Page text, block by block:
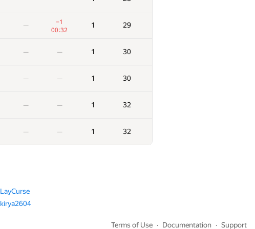
—
−1
00:32
1 29
— — 1 30
— — 1 30
— — 1 32
— — 1 32
— 1 9
1 9
1 9
01:04
1 9
1 9
—
LayCurse
kirya2604
Terms of Use Documentation Support